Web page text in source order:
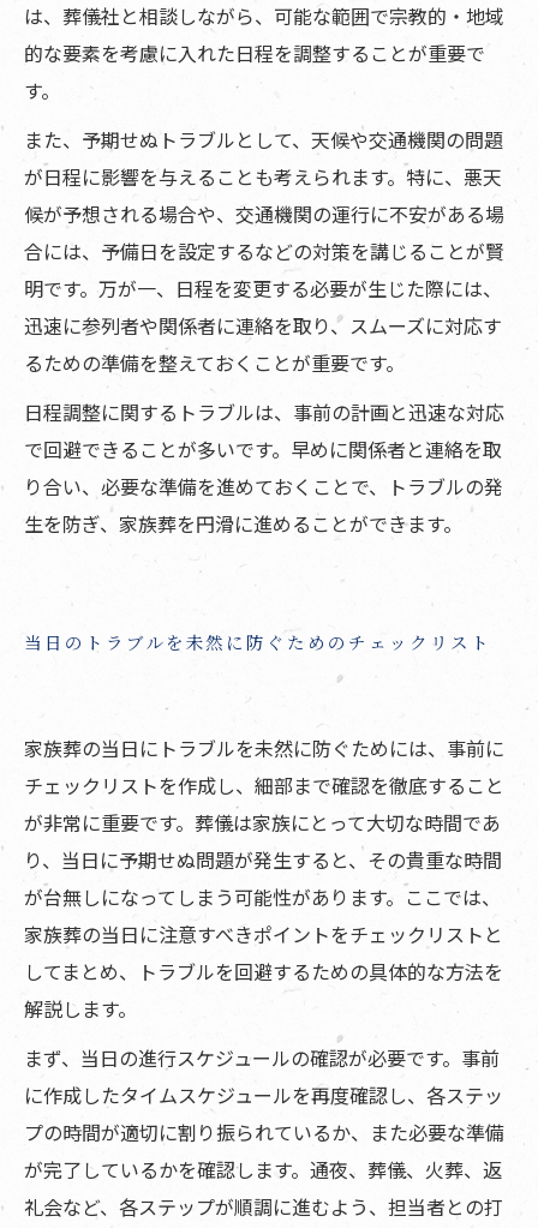
は、葬儀社と相談しながら、可能な範囲で宗教的・地域
的な要素を考慮に入れた日程を調整することが重要で
す。
また、予期せぬトラブルとして、天候や交通機関の問題
が日程に影響を与えることも考えられます。特に、悪天
候が予想される場合や、交通機関の運行に不安がある場
合には、予備日を設定するなどの対策を講じることが賢
明です。万が一、日程を変更する必要が生じた際には、
迅速に参列者や関係者に連絡を取り、スムーズに対応す
るための準備を整えておくことが重要です。
日程調整に関するトラブルは、事前の計画と迅速な対応
で回避できることが多いです。早めに関係者と連絡を取
り合い、必要な準備を進めておくことで、トラブルの発
生を防ぎ、家族葬を円滑に進めることができます。
当日のトラブルを未然に防ぐためのチェックリスト
家族葬の当日にトラブルを未然に防ぐためには、事前に
チェックリストを作成し、細部まで確認を徹底すること
が非常に重要です。葬儀は家族にとって大切な時間であ
り、当日に予期せぬ問題が発生すると、その貴重な時間
が台無しになってしまう可能性があります。ここでは、
家族葬の当日に注意すべきポイントをチェックリストと
してまとめ、トラブルを回避するための具体的な方法を
解説します。
まず、当日の進行スケジュールの確認が必要です。事前
に作成したタイムスケジュールを再度確認し、各ステッ
プの時間が適切に割り振られているか、また必要な準備
が完了しているかを確認します。通夜、葬儀、火葬、返
礼会など、各ステップが順調に進むよう、担当者との打